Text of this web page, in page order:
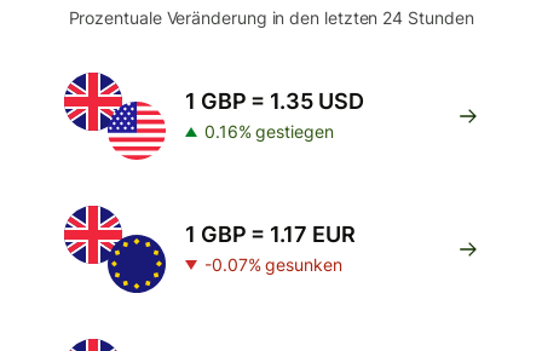
Prozentuale Veränderung in den letzten 24 Stunden
1 GBP = 1.35 USD
0.16% gestiegen
1 GBP = 1.17 EUR
-0.07% gesunken